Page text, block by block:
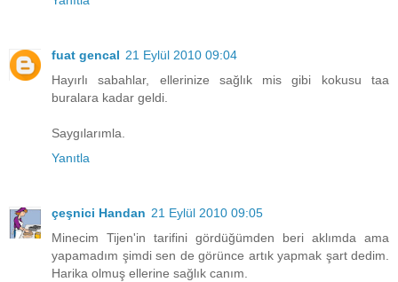
fuat gencal 21 Eylül 2010 09:04
Hayırlı sabahlar, ellerinize sağlık mis gibi kokusu taa
buralara kadar geldi.
Saygılarımla.
Yanıtla
çeşnici Handan 21 Eylül 2010 09:05
Minecim Tijen'in tarifini gördüğümden beri aklımda ama
yapamadım şimdi sen de görünce artık yapmak şart dedim.
Harika olmuş ellerine sağlık canım.